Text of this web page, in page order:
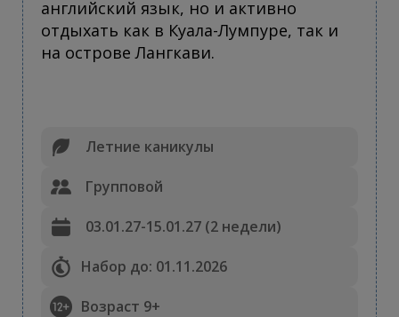
английский язык, но и активно
отдыхать как в Куала-Лумпуре, так и
на острове Лангкави.
Летние каникулы
Групповой
03.01.27-15.01.27 (2 недели)
Набор до: 01.11.2026
Возраст 9+